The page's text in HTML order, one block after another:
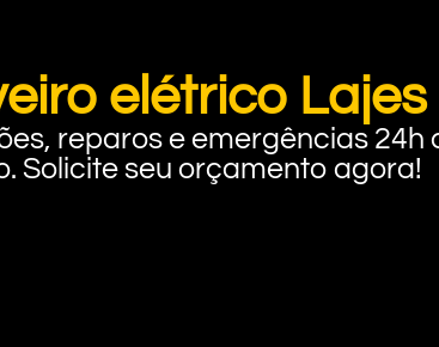
elétrico Lajes
reparos e emergências
Solicite seu orçamento agora!